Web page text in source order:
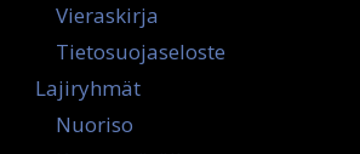
Vieraskirja
Tietosuojaseloste
Lajiryhmät
Nuoriso